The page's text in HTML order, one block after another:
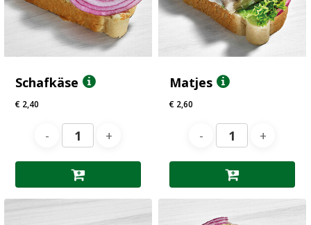
Schafkäse
€2,40
Matjes
€2,60